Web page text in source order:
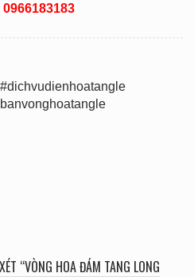
0966183183
“VÒNG HOA ĐÁM TANG LONG